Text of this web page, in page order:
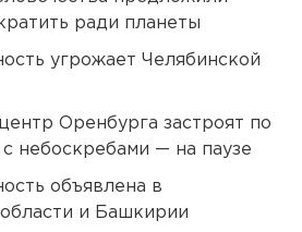
ради планеты
угрожает Челябинской
Оренбурга застроят по
небоскребами — на паузе
объявлена в
и Башкирии